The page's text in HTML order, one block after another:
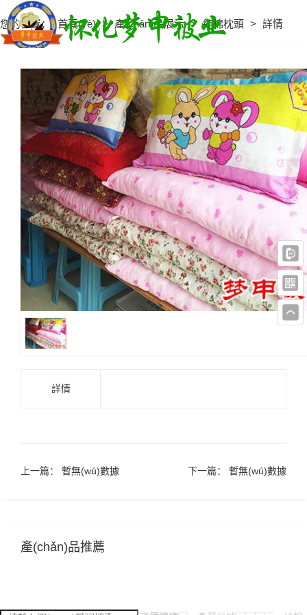
您的位置： 首頁(yè) > 產(chǎn)品展示 > 純棉枕頭 > 詳情
詳情
上一篇： 暫無(wú)數據 下一篇： 暫無(wú)數據
產(chǎn)品推薦